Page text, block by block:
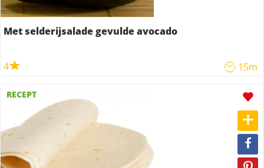
Met selderijsalade gevulde avocado
4 15m
RECEPT